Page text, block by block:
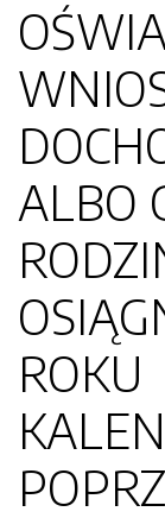
ALBO
ROKU